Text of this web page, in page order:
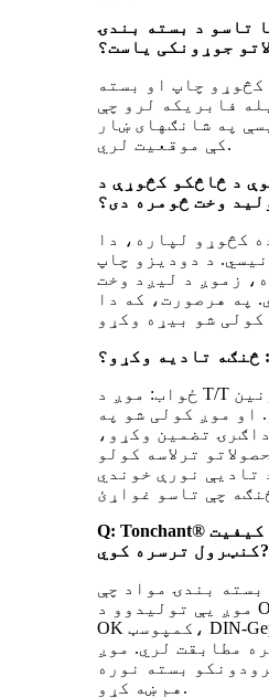
تاسو د بسته بندۍ
جوړونکی یاست؟
چاپ او بسته
فابریکه لرو چې
راهیسې په شانګهای ښار
کې موقعیت لري.
د څاڅکو کڅوړې د
وخت څومره دی؟
کڅوړو لپاره، دا
ونیسي. د دودیزو چاپ
زموږ د لیږد وخت
وي. په هرصورت، که دا
څنګه تادیه وکړو؟
ځواب: موږ د T/T یا ویسټ یونین، PayPal
او موږ کولی شو په
تضمین وکړو،
ترلاسه کولو
تادیې نورې خوندي
Q: Tonchant® څنګه د محصول کیفیت
کنټرول ترسره کوي?
بندۍ مواد چې
موږ یې تولیدوو د OK بایو-تخریب وړ،
OK کمپوسټ، DIN-Geprüft او ASTM 6400
مطابقت لري. موږ
بسته نوره
هم ښه کړو.